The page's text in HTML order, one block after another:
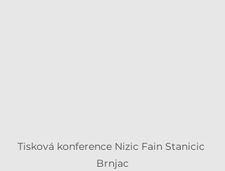
Tisková konference Nizic Fain Stanicic
Brnjac